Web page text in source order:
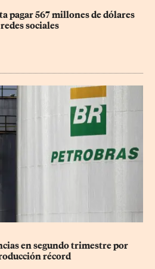
pagar 567 millones de dólares
sociales
en segundo trimestre por
récord